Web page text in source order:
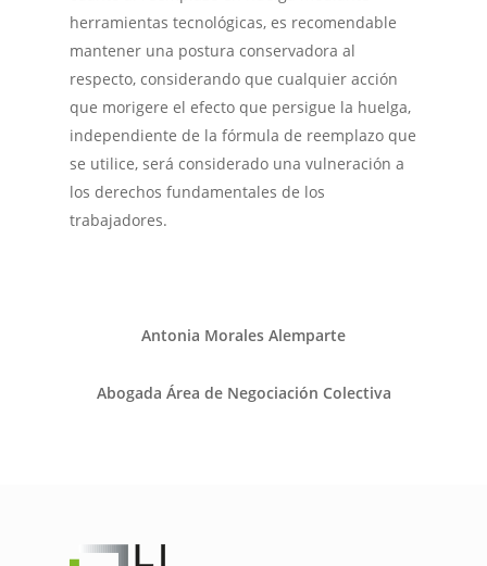
herramientas tecnológicas, es recomendable
mantener una postura conservadora al
respecto, considerando que cualquier acción
que morigere el efecto que persigue la huelga,
independiente de la fórmula de reemplazo que
se utilice, será considerado una vulneración a
los derechos fundamentales de los
trabajadores.
Antonia Morales Alemparte
Abogada Área de Negociación Colectiva